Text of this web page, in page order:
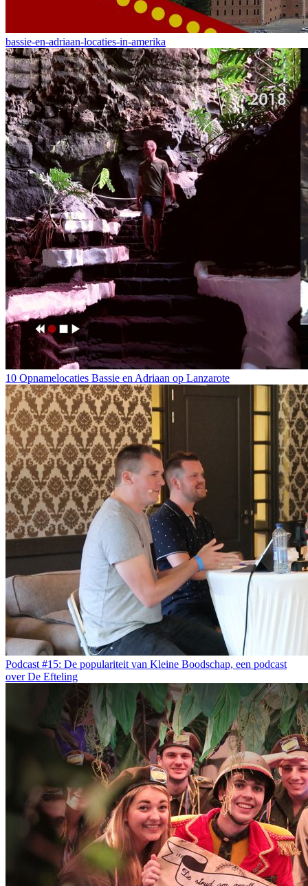
bassie-en-adriaan-locaties-in-amerika
10 Opnamelocaties Bassie en Adriaan op Lanzarote
Podcast #15: De populariteit van Kleine Boodschap, een podcast
over De Efteling